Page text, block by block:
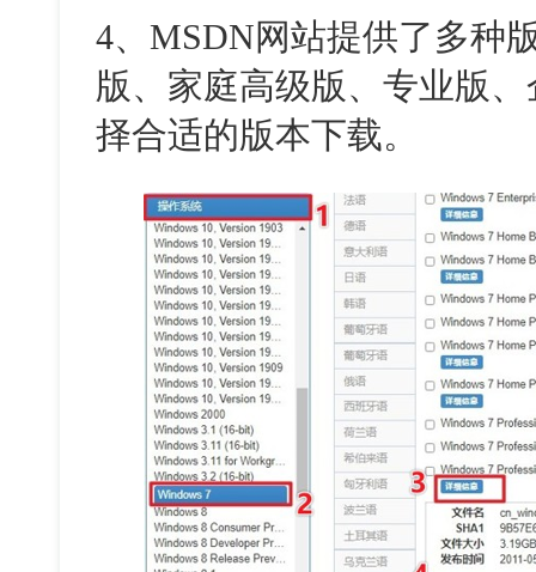
4、 MSDN网站提供了多种
版、家庭高级版、专业版
择合适的版本下载。